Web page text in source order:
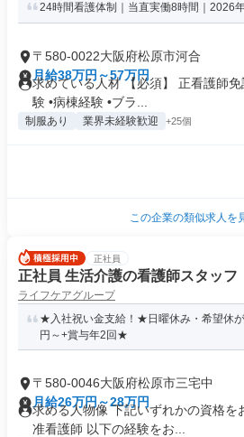
24時間看護体制｜当直実働8時間｜2026
〒580-0022大阪府松原市河合
月給38万円～57万円
求めている人材 【必須】 正看護師
験 •病棟経験 •ブラ...
制服あり 業界未経験歓迎 +25個
この企業の類似求人を
正社員
正社員 生活介護の看護師スタッフ
ライフケアグループ
★入社祝い金支給！★日曜休み・希望休
円～+賞与年2回★
〒580-0046大阪府松原市三宅中
月給26万円～28万円
求める人物像 下記いずれかの資格
准看護師 以下の経験をお...